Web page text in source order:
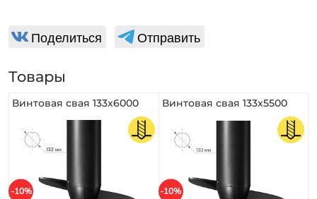
Поделиться Отправить
Товары
Винтовая свая 133х6000
-10%
Винтовая свая 133х5500
-10%